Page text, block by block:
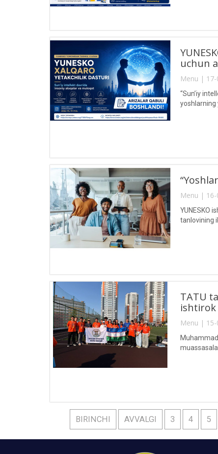
uchun
Menu |
“Sun’iy
yoshlarning
Menu |
YUNESKO
tanlovining
TATU
Menu |
BIRINCHI AVVALGI 3 4 5